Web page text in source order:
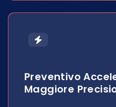
Preventivo
Maggiore